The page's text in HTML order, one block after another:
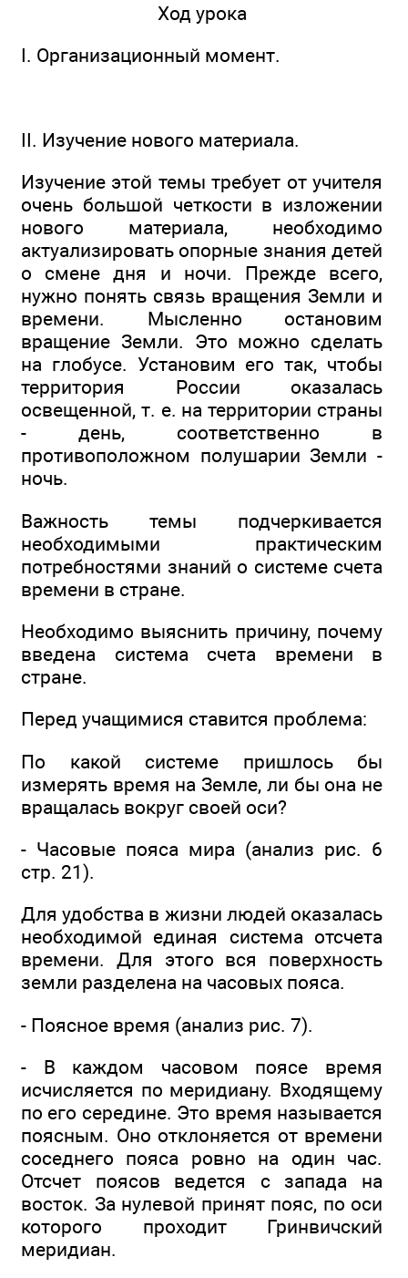
Ход урока
I. Организационный момент.
II. Изучение нового материала.
Изучение этой темы требует от учителя
очень большой четкости в изложении
нового материала, необходимо
актуализировать опорные знания детей
о смене дня и ночи. Прежде всего,
нужно понять связь вращения Земли и
времени. Мысленно остановим
вращение Земли. Это можно сделать
на глобусе. Установим его так, чтобы
территория России оказалась
освещенной, т. е. на территории страны
- день, соответственно в
противоположном полушарии Земли -
ночь.
Важность темы подчеркивается
необходимыми практическим
потребностями знаний о системе счета
времени в стране.
Необходимо выяснить причину, почему
введена система счета времени в
стране.
Перед учащимися ставится проблема:
По какой системе пришлось бы
измерять время на Земле, ли бы она не
вращалась вокруг своей оси?
- Часовые пояса мира (анализ рис. 6
стр. 21).
Для удобства в жизни людей оказалась
необходимой единая система отсчета
времени. Для этого вся поверхность
земли разделена на часовых пояса.
- Поясное время (анализ рис. 7).
- В каждом часовом поясе время
исчисляется по меридиану. Входящему
по его середине. Это время называется
поясным. Оно отклоняется от времени
соседнего пояса ровно на один час.
Отсчет поясов ведется с запада на
восток. За нулевой принят пояс, по оси
которого проходит Гринвичский
меридиан.